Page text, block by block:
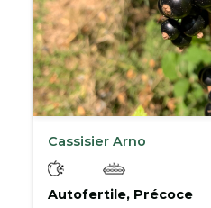
Cassisier Arno
Autofertile, Précoce